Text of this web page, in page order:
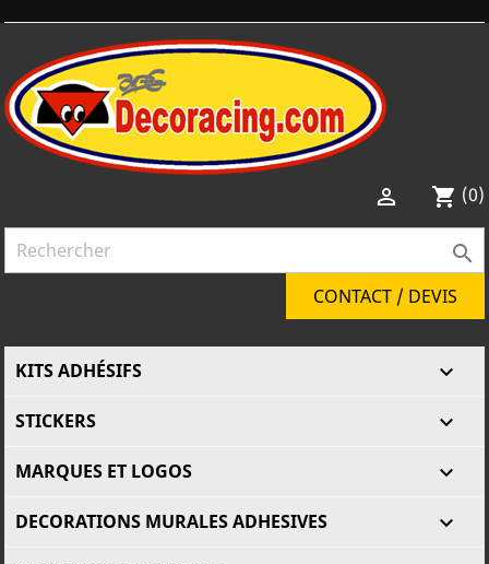
 shopping_cart (0)

CONTACT / DEVIS

KITS ADHÉSIFS

STICKERS

MARQUES ET LOGOS

DECORATIONS MURALES ADHESIVES